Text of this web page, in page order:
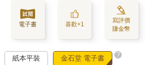
電子書 喜歡+1
寫評價
賺金幣
紙本平裝 金石堂 電子書 ?